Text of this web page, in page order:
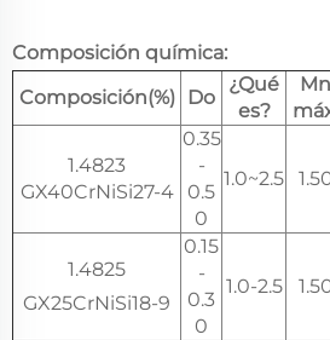
Composición química:
Composición(%)
Do
¿Qué
es?
Mn
1.4823
GX40CrNiSi27-4
0.35
-
0.5
0
1.0~2.5
1.4825
GX25CrNiSi18-9
0.15
-
0.3
0
1.0-2.5